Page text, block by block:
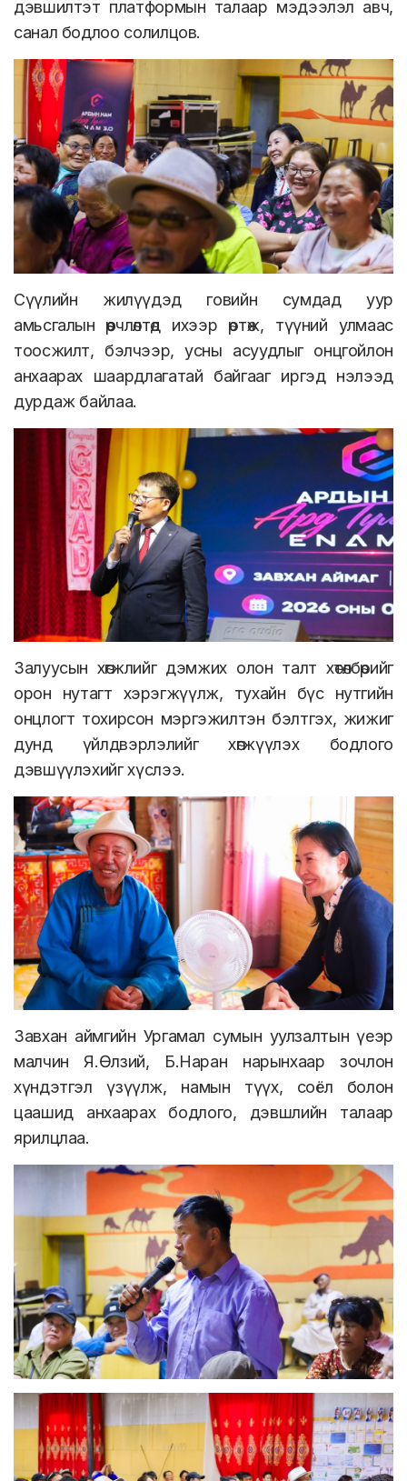
дэвшилтэт платформын талаар мэдээлэл авч,
санал бодлоо солилцов.
Сүүлийн жилүүдэд говийн сумдад уур
амьсгалын өөрчлөлтөд ихээр өртөж, түүний улмаас
тоосжилт, бэлчээр, усны асуудлыг онцгойлон
анхаарах шаардлагатай байгааг иргэд нэлээд
дурдаж байлаа.
Залуусын хөгжлийг дэмжих олон талт хөтөлбөрийг
орон нутагт хэрэгжүүлж, тухайн бүс нутгийн
онцлогт тохирсон мэргэжилтэн бэлтгэх, жижиг
дунд үйлдвэрлэлийг хөгжүүлэх бодлого
дэвшүүлэхийг хүслээ.
Завхан аймгийн Ургамал сумын уулзалтын үеэр
малчин Я.Өлзий, Б.Наран нарынхаар зочлон
хүндэтгэл үзүүлж, намын түүх, соёл болон
цаашид анхаарах бодлого, дэвшлийн талаар
ярилцлаа.